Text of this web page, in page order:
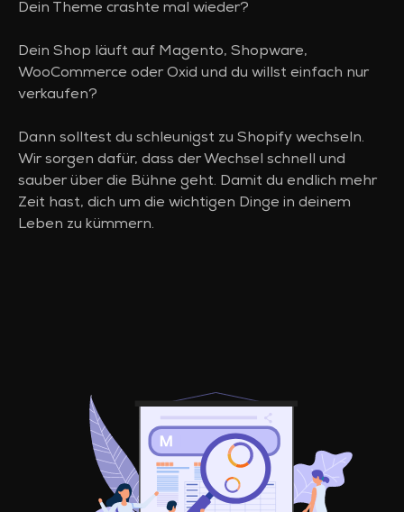
Dein Theme crashte mal wieder?
Dein Shop läuft auf Magento, Shopware,
WooCommerce oder Oxid und du willst einfach nur
verkaufen?
Dann solltest du schleunigst zu Shopify wechseln.
Wir sorgen dafür, dass der Wechsel schnell und
sauber über die Bühne geht. Damit du endlich mehr
Zeit hast, dich um die wichtigen Dinge in deinem
Leben zu kümmern.